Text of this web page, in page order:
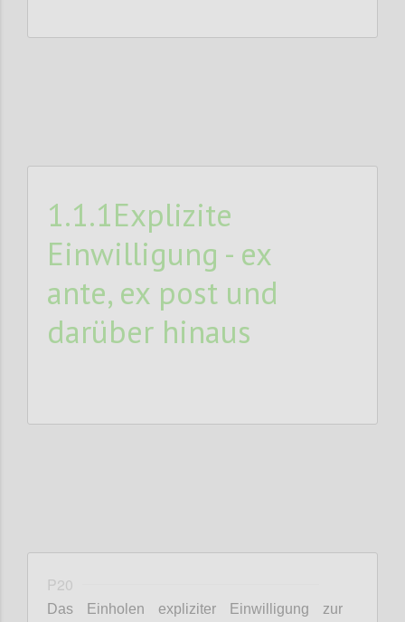
1.1.1Explizite
Einwilligung - ex
ante, ex post und
darüber hinaus
P20
Das Einholen expliziter Einwilligung zur